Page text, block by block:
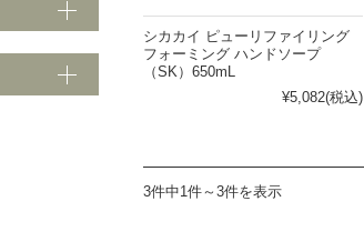
クセ・パサつき
まとまらない
シカカイ ピューリファイリング
フォーミング ハンドソープ
（SK）650mL
¥5,082(税込)
3件中1件～3件を表示